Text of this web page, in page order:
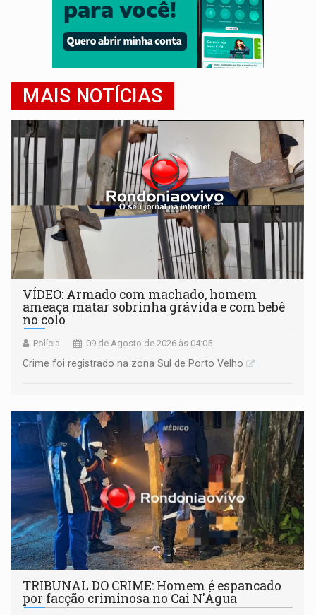
MAIS NOTÍCIAS
VÍDEO: Armado com machado, homem
ameaça matar sobrinha grávida e com bebê
no colo
Polícia 09 de Agosto de 2026 às 04:05
Crime foi registrado na zona Sul de Porto Velho
TRIBUNAL DO CRIME: Homem é espancado
por facção criminosa no Cai N'Água